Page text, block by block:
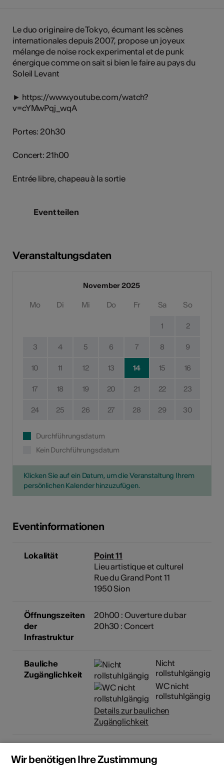
Le duo originaire de Tokyo, écumant les scènes
internationales depuis 2007, propose un joyeux
mélange de noise rock experimental et de punk
énergique comme on sait si bien le faire au pays du
Soleil Levant
► https://www.youtube.com/watch?
v=cYMwPqj_wqA
Portes: 20h30
Concert: 21h00
Entrée libre, chapeau à la sortie
Event teilen
Veranstaltungsdaten
November 2025
Mo Di Mi Do Fr Sa So
1 2
3 4 5 6 7 8 9
10 11 12 13 14 15 16
17 18 19 20 21 22 23
24 25 26 27 28 29 30
Durchführungsdatum
Kein Durchführungsdatum
Klicken Sie auf ein Datum, um die Veranstaltung Ihrem
persönlichen Kalender hinzuzufügen.
Eventinformationen
Lokalität
Point 11
Lieu artistique et culturel
Rue du Grand Pont 11
1950 Sion
Öffnungszeiten
der
Infrastruktur
20h00 : Ouverture du bar
20h30 : Concert
Bauliche
Zugänglichkeit
Nicht
rollstuhlgängig
WC nicht
rollstuhlgängig
Details zur baulichen
Zugänglichkeit
Lieu artistique et culturel
Wir benötigen Ihre Zustimmung